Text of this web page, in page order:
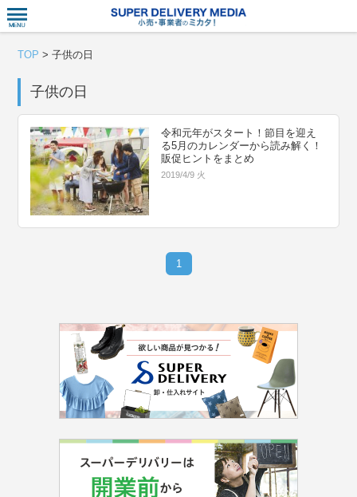
TOP >子供の日
子供の日
令和元年がスタート！節目を迎え
る5月のカレンダーから読み解く！
販促ヒントをまとめ
2019/4/9 火
1